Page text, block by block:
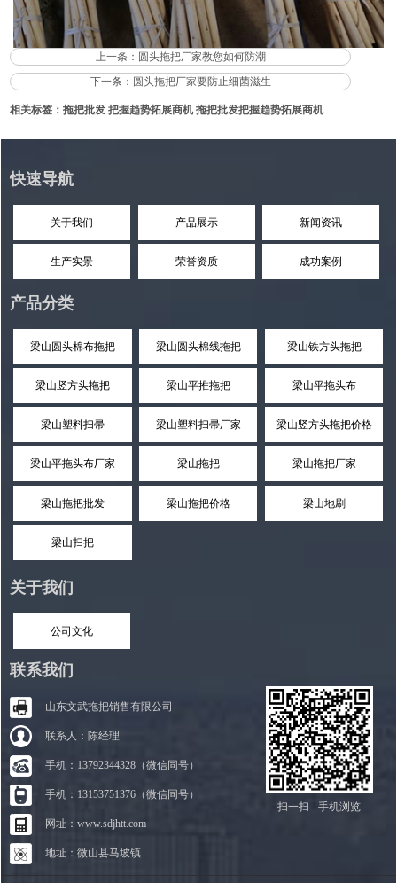
上一条： 圆头拖把厂家教您如何防潮
下一条： 圆头拖把厂家要防止细菌滋生
相关标签： 拖把批发 把握趋势拓展商机 拖把批发把握趋势拓展商机
快速导航
关于我们 产品展示 新闻资讯
生产实景 荣誉资质 成功案例
产品分类
梁山圆头棉布拖把 梁山圆头棉线拖把 梁山铁方头拖把
梁山竖方头拖把 梁山平推拖把 梁山平拖头布
梁山塑料扫帚 梁山塑料扫帚厂家 梁山竖方头拖把价格
梁山平拖头布厂家 梁山拖把 梁山拖把厂家
梁山拖把批发 梁山拖把价格 梁山地刷
梁山扫把
关于我们
公司文化
联系我们
山东文武拖把销售有限公司
联系人：陈经理
手机：13792344328（微信同号）
手机：13153751376（微信同号）
网址：www.sdjhtt.com
地址：微山县马坡镇
扫一扫 手机浏览